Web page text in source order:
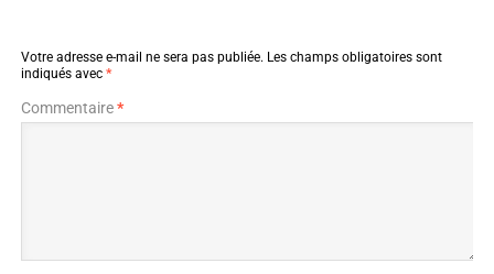
Votre adresse e-mail ne sera pas publiée. Les champs obligatoires sont
indiqués avec *
Commentaire*